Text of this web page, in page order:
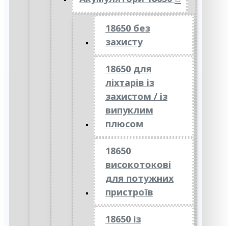
18650 без
захисту
18650 для
ліхтарів із
захистом / із
випуклим
плюсом
18650
високотокові
для потужних
пристроїв
18650 із